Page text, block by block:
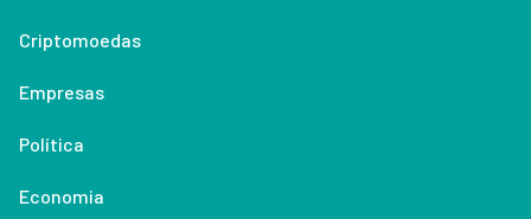
Criptomoedas
Empresas
Política
Economia